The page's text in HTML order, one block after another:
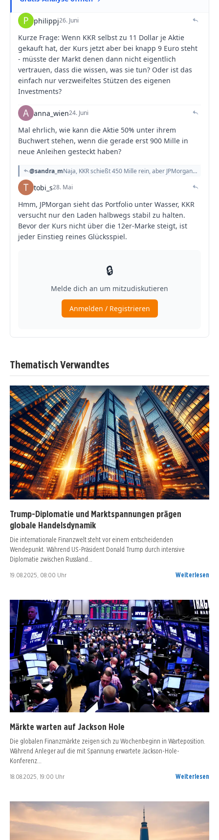
Thematisch Verwandtes
Trump-Diplomatie und Marktspannungen prägen
globale Handelsdynamik
Die internationale Finanzwelt steht vor einem entscheidenden
Wendepunkt. Während US-Präsident Donald Trump durch intensive
Diplomatie zwischen Russland…
19.08.2025, 08:00 Uhr Weiterlesen
Märkte warten auf Jackson Hole
Die globalen Finanzmärkte zeigen sich zu Wochenbeginn in Warteposition.
Während Anleger auf die mit Spannung erwartete Jackson-Hole-
Konferenz…
18.08.2025, 19:00 Uhr Weiterlesen